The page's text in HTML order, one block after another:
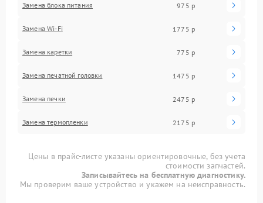
Замена блока питания 975 р
Замена Wi-Fi 1775 р
Замена каретки 775 р
Замена печатной головки 1475 р
Замена печки 2475 р
Замена термопленки 2175 р
Цены в прайс-листе указаны ориентировочные, без учета
стоимости запчастей.
Записывайтесь на бесплатную диагностику.
Мы проверим ваше устройство и укажем на неисправность.